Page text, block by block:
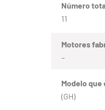
Número
11
Motores
–
Modelo
(GH)